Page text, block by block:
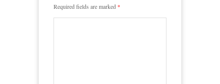
Required fields are marked *